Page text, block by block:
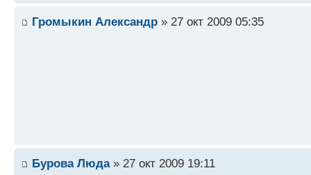
Громыкин Александр » 27 окт 2009 05:35
Бурова Люда» 27 окт 2009 19:11